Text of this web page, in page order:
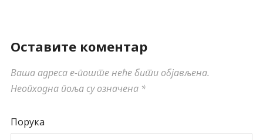
Оставите коментар
Ваша адреса е-поште неће бити објављена.
Неопходна поља су означена *
Порука